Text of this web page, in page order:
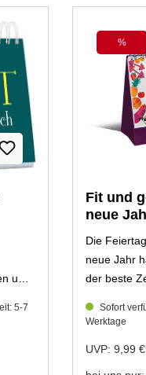
und
5-7
%
Fit und
neue
deine
Die
neue Jahr
der beste
Fitness und
der 30-
dir die
Sofort
Werktage
UVP: 9,99